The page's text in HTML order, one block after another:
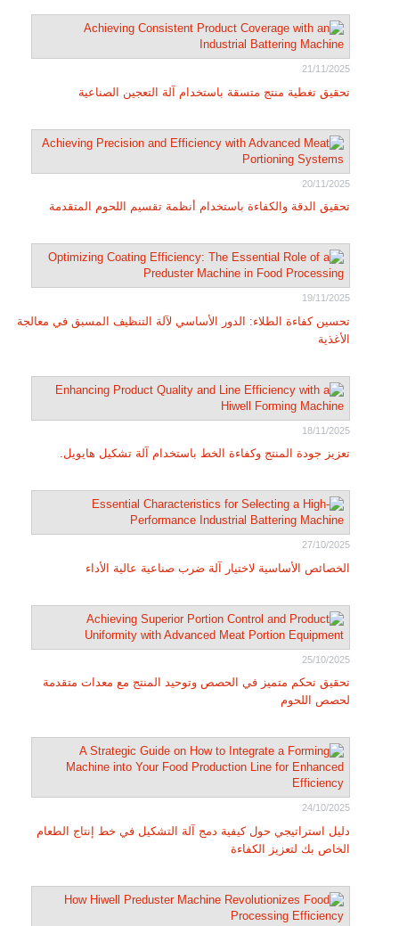
21/11/2025
تحقيق تغطية منتج متسقة باستخدام آلة التعجين الصناعية
20/11/2025
تحقيق الدقة والكفاءة باستخدام أنظمة تقسيم اللحوم المتقدمة
19/11/2025
تحسين كفاءة الطلاء: الدور الأساسي لآلة التنظيف المسبق في معالجة
الأغذية
18/11/2025
تعزيز جودة المنتج وكفاءة الخط باستخدام آلة تشكيل هايويل.
27/10/2025
الخصائص الأساسية لاختيار آلة ضرب صناعية عالية الأداء
25/10/2025
تحقيق تحكم متميز في الحصص وتوحيد المنتج مع معدات متقدمة
لحصص اللحوم
24/10/2025
دليل استراتيجي حول كيفية دمج آلة التشكيل في خط إنتاج الطعام
الخاص بك لتعزيز الكفاءة